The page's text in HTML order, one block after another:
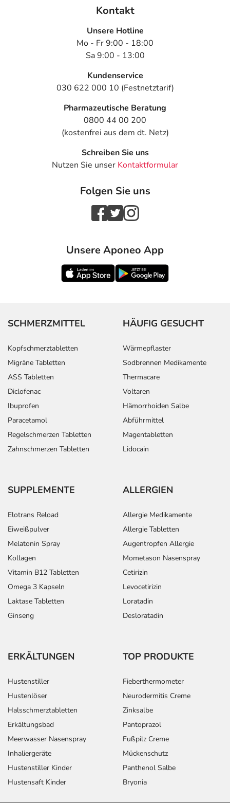
Kontakt
Unsere Hotline
Mo - Fr 9:00 - 18:00
Sa 9:00 - 13:00
Kundenservice
030 622 000 10 (Festnetztarif)
Pharmazeutische Beratung
0800 44 00 200
(kostenfrei aus dem dt. Netz)
Schreiben Sie uns
Nutzen Sie unser Kontaktformular
Folgen Sie uns
Unsere Aponeo App
SCHMERZMITTEL
Kopfschmerztabletten
Migräne Tabletten
ASS Tabletten
Diclofenac
Ibuprofen
Paracetamol
Regelschmerzen Tabletten
Zahnschmerzen Tabletten
HÄUFIG GESUCHT
Wärmepflaster
Sodbrennen Medikamente
Thermacare
Voltaren
Hämorrhoiden Salbe
Abführmittel
Magentabletten
Lidocain
SUPPLEMENTE
Elotrans Reload
Eiweißpulver
Melatonin Spray
Kollagen
Vitamin B12 Tabletten
Omega 3 Kapseln
Laktase Tabletten
Ginseng
ALLERGIEN
Allergie Medikamente
Allergie Tabletten
Augentropfen Allergie
Mometason Nasenspray
Cetirizin
Levocetirizin
Loratadin
Desloratadin
ERKÄLTUNGEN
Hustenstiller
Hustenlöser
Halsschmerztabletten
Erkältungsbad
Meerwasser Nasenspray
Inhaliergeräte
Hustenstiller Kinder
Hustensaft Kinder
TOP PRODUKTE
Fieberthermometer
Neurodermitis Creme
Zinksalbe
Pantoprazol
Fußpilz Creme
Mückenschutz
Panthenol Salbe
Bryonia